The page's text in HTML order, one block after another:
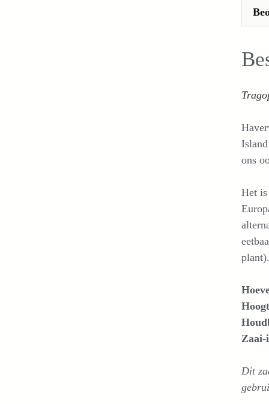
ons
Het
plant).
Zaai-
Dit